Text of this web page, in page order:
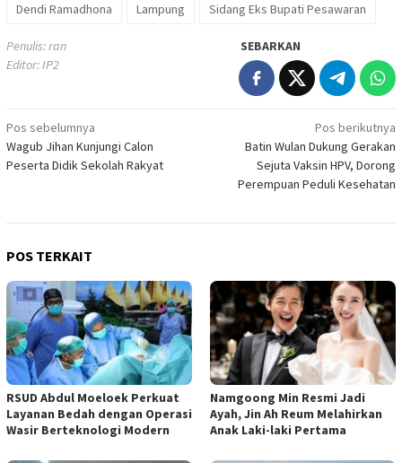
Dendi Ramadhona Lampung Sidang Eks Bupati Pesawaran
Penulis: ran
Editor: IP2
SEBARKAN
Navigasi
pos
Pos sebelumnya
Wagub Jihan Kunjungi Calon
Peserta Didik Sekolah Rakyat
Pos berikutnya
Batin Wulan Dukung Gerakan
Sejuta Vaksin HPV, Dorong
Perempuan Peduli Kesehatan
POS TERKAIT
RSUD Abdul Moeloek Perkuat
Layanan Bedah dengan Operasi
Wasir Berteknologi Modern
Namgoong Min Resmi Jadi
Ayah, Jin Ah Reum Melahirkan
Anak Laki-laki Pertama